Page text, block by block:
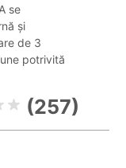
se
și
de 3
potrivită
(257)